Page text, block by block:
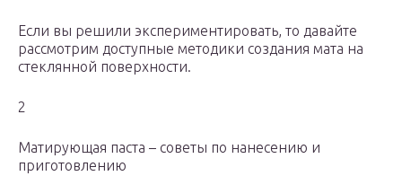
Если вы решили экспериментировать, то давайте
рассмотрим доступные методики создания мата на
стеклянной поверхности.
2
Матирующая паста – советы по нанесению и
приготовлению